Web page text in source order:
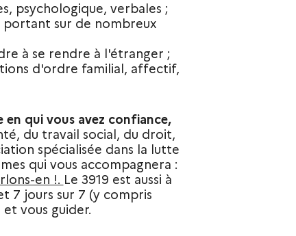
psychologique, verbales ;
sur de nombreux
à se rendre à l'étranger ;
d'ordre familial, affectif,
en qui vous avez confiance,
du travail social, du droit,
spécialisée dans la lutte
qui vous accompagnera :
en !. Le 3919 est aussi à
7 jours sur 7 (y compris
vous guider.